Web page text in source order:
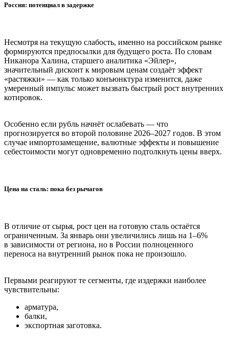
Россия: потенциал в задержке
Несмотря на текущую слабость, именно на российском рынке
формируются предпосылки для будущего роста. По словам
Никанора Халина, старшего аналитика «Эйлер»,
значительный дисконт к мировым ценам создаёт эффект
«растяжки» — как только конъюнктура изменится, даже
умеренный импульс может вызвать быстрый рост внутренних
котировок.
Особенно если рубль начнёт ослабевать — что
прогнозируется во второй половине 2026–2027 годов. В этом
случае импортозамещение, валютные эффекты и повышение
себестоимости могут одновременно подтолкнуть цены вверх.
Цена на сталь: пока без рычагов
В отличие от сырья, рост цен на готовую сталь остаётся
ограниченным. За январь они увеличились лишь на 1–6%
в зависимости от региона, но в России полноценного
переноса на внутренний рынок пока не произошло.
Первыми реагируют те сегменты, где издержки наиболее
чувствительны:
арматура,
балки,
экспортная заготовка.